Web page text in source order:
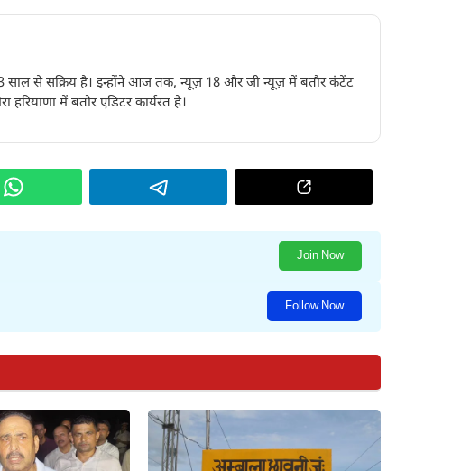
3 साल से सक्रिय है। इन्होंने आज तक, न्यूज़ 18 और जी न्यूज़ में बतौर कंटेंट
में बतौर एडिटर कार्यरत है।
Join Now
Follow Now